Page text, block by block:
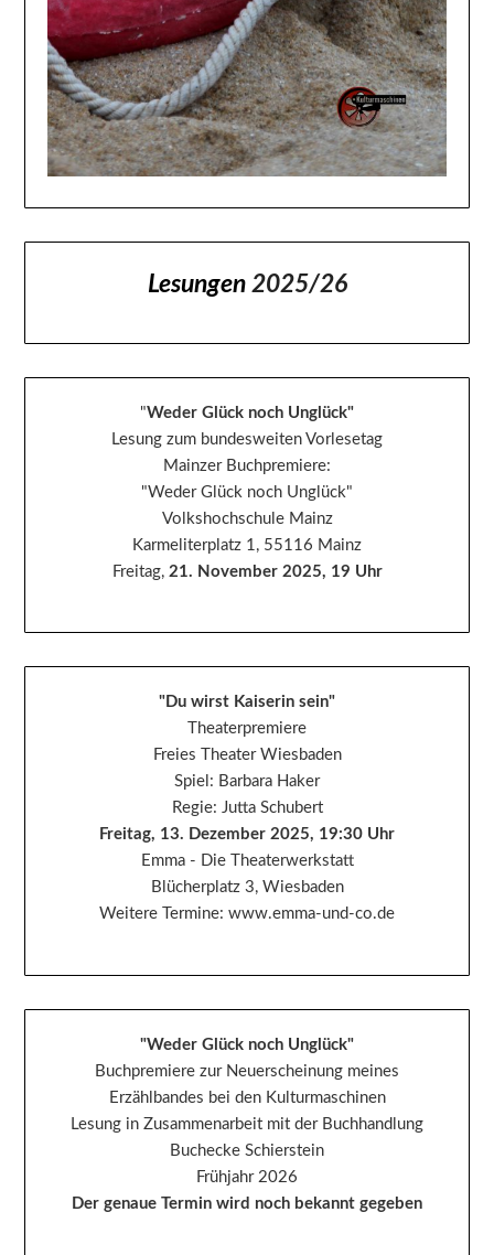
Lesungen2025/26
"Weder Glück noch Unglück"
Lesung zum bundesweiten Vorlesetag
Mainzer Buchpremiere:
"Weder Glück noch Unglück"
Volkshochschule Mainz
Karmeliterplatz 1, 55116 Mainz
Freitag, 21. November 2025, 19 Uhr
"Du wirst Kaiserin sein"
Theaterpremiere
Freies Theater Wiesbaden
Spiel: Barbara Haker
Regie: Jutta Schubert
Freitag, 13. Dezember 2025, 19:30 Uhr
Emma - Die Theaterwerkstatt
Blücherplatz 3, Wiesbaden
Weitere Termine: www.emma-und-co.de
"Weder Glück noch Unglück"
Buchpremiere zur Neuerscheinung meines
Erzählbandes bei den Kulturmaschinen
Lesung in Zusammenarbeit mit der Buchhandlung
Buchecke Schierstein
Frühjahr 2026
Der genaue Termin wird noch bekannt gegeben